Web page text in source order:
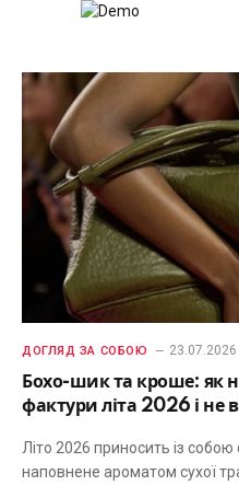
ДОГЛЯД ЗА СОБОЮ 23.07.2026
Бохо-шик та кроше: як
фактури літа 2026 і не
Літо 2026 приносить із
наповнене ароматом сухої